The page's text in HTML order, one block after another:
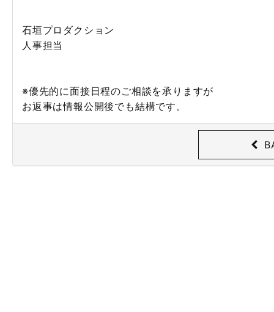
石垣プロダクション
人事担当
※優先的に面接日程のご相談を承りますが
お返事は情報公開後でも結構です。